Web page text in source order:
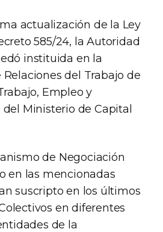
actualización de la Ley
585/24, la Autoridad
instituida en la
del Trabajo de
Empleo y
Ministerio de Capital
de Negociación
en las mencionadas
suscripto en los últimos
en diferentes
de la